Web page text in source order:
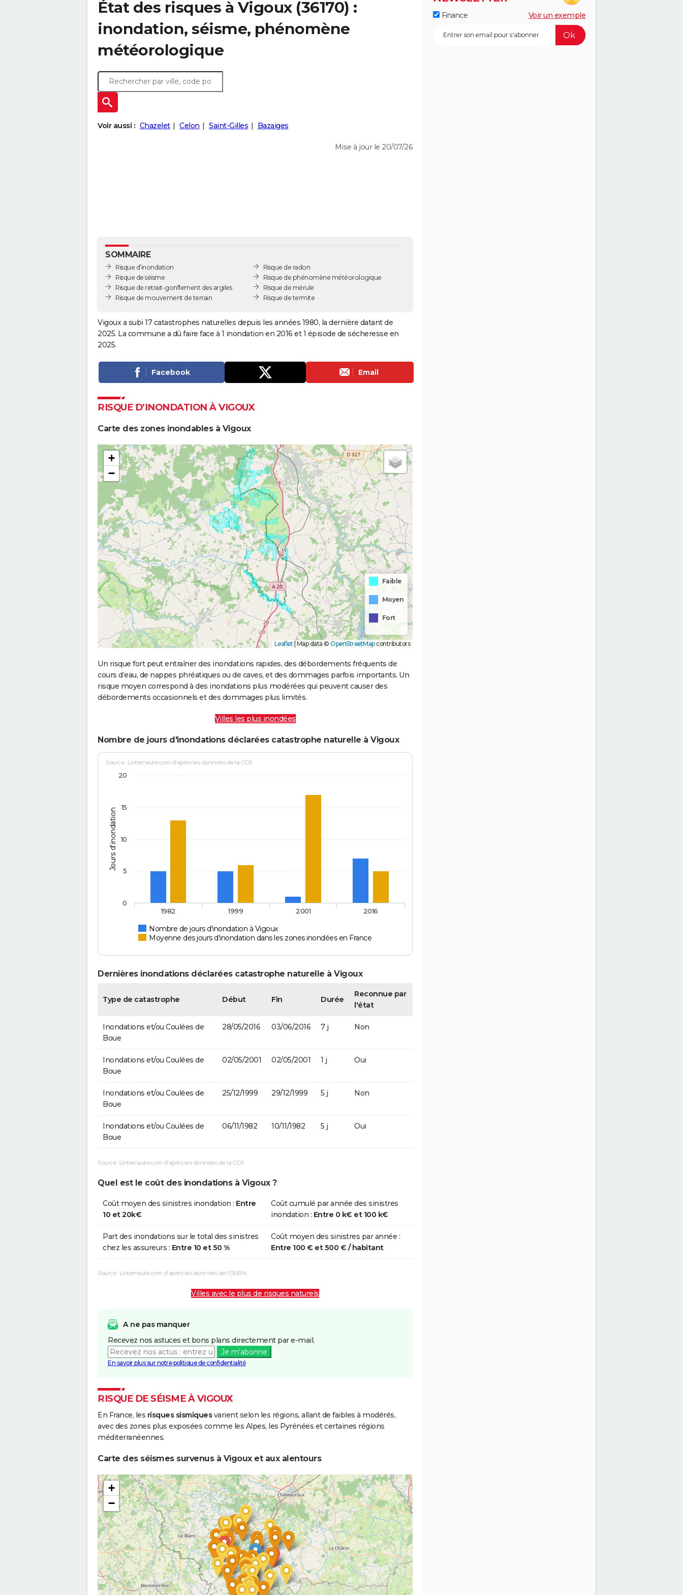
État des risques à Vigoux (36170) :
inondation, séisme, phénomène
météorologique
Voir aussi : Chazelet Celon Saint-Gilles Bazaiges
Mise à jour le 20/07/26
SOMMAIRE
Risque d’inondation
Risque de séisme
Risque de retrait-gonflement des argiles
Risque de mouvement de terrain
Risque de radon
Risque de phénomène météorologique
Risque de mérule
Risque de termite
Vigoux a subi 17 catastrophes naturelles depuis les années 1980, la dernière datant de
2025. La commune a dû faire face à 1 inondation en 2016 et 1 épisode de sécheresse en
2025.
Facebook Email
RISQUE D’INONDATION À VIGOUX
Carte des zones inondables à Vigoux
+
−
Faible
Moyen
Fort
Leaflet Map data © OpenStreetMapcontributors
Un risque fort peut entraîner des inondations rapides, des débordements fréquents de
cours d’eau, de nappes phréatiques ou de caves, et des dommages parfois importants. Un
risque moyen correspond à des inondations plus modérées qui peuvent causer des
débordements occasionnels et des dommages plus limités.
Villes les plus inondées
Nombre de jours d'inondations déclarées catastrophe naturelle à Vigoux
Jours d'inondation
Source : Linternaute.com d'après les données de la CCR
Nombre de jours d'inondation à Vigoux
Moyenne des jours d'inondation dans les zones inondées en France
1982 1999 2001 2016
0
5
10
15
20
Dernières inondations déclarées catastrophe naturelle à Vigoux
Type de catastrophe Début Fin Durée
Reconnue par
l'état
Inondations et/ou Coulées de
Boue
28/05/2016 03/06/2016 7 j Non
Inondations et/ou Coulées de
Boue
02/05/2001 02/05/2001 1 j Oui
Inondations et/ou Coulées de
Boue
25/12/1999 29/12/1999 5 j Non
Inondations et/ou Coulées de
Boue
06/11/1982 10/11/1982 5 j Oui
Source : Linternaute.com d'après les données de la CCR
Quel est le coût des inondations à Vigoux ?
Coût moyen des sinistres inondation : Entre
10 et 20k€
Coût cumulé par année des sinistres
inondation : Entre 0 k€ et 100 k€
Part des inondations sur le total des sinistres
chez les assureurs : Entre 10 et 50 %
Coût moyen des sinistres par année :
Entre 100 € et 500 € / habitant
Source : Linternaute.com d'après les données de l'ONRN
Villes avec le plus de risques naturels
A ne pas manquer
Recevez nos astuces et bons plans directement par e-mail.
Je m'abonne
En savoir plus sur notre politique de confidentialité
RISQUE DE SÉISME À VIGOUX
En France, les risques sismiquesvarient selon les régions, allant de faibles à modérés,
avec des zones plus exposées comme les Alpes, les Pyrénées et certaines régions
méditerranéennes.
Carte des séismes survenus à Vigoux et aux alentours
+
−
Finance Voir un exemple